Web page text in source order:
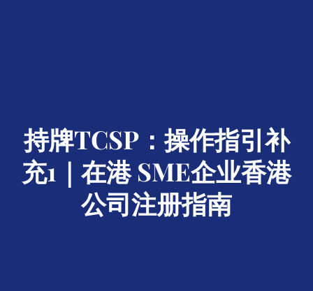
持牌TCSP：操作指引补
充1｜在港 SME企业香港
公司注册指南